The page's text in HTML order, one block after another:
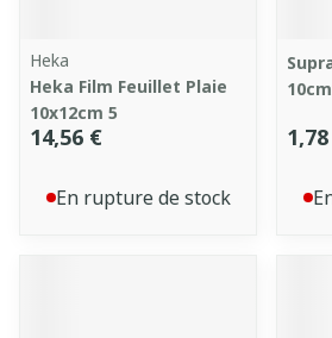
Heka
Heka Film Feuillet Plaie
10x12cm 5
14,56 €
En rupture de stock